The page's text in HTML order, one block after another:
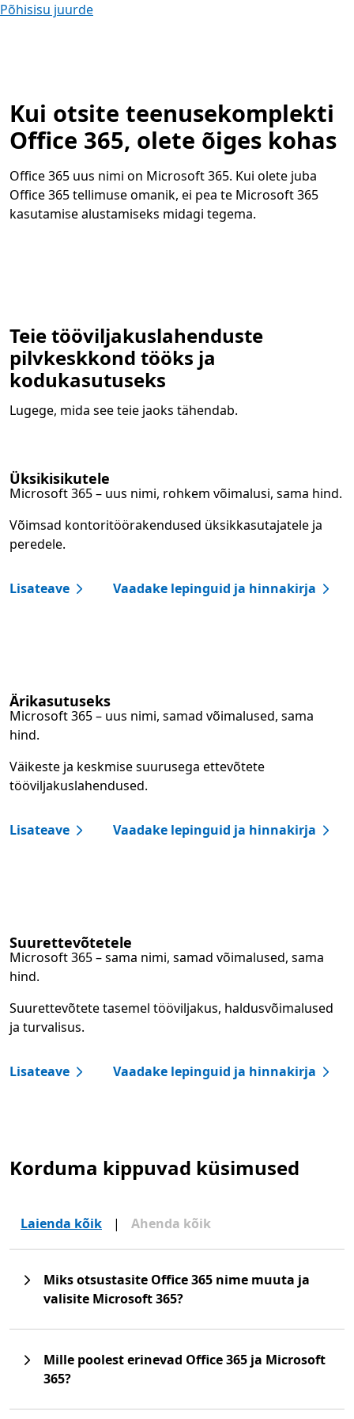
Põhisisu juurde
Kui otsite teenusekomplekti
Office 365, olete õiges kohas
Office 365 uus nimi on Microsoft 365. Kui olete juba
Office 365 tellimuse omanik, ei pea te Microsoft 365
kasutamise alustamiseks midagi tegema.
Teie tööviljakuslahenduste
pilvkeskkond tööks ja
kodukasutuseks
Lugege, mida see teie jaoks tähendab.
Üksikisikutele
Microsoft 365 – uus nimi, rohkem võimalusi, sama hind.
Võimsad kontoritöörakendused üksikkasutajatele ja
peredele.
Lisateave Vaadake lepinguid ja hinnakirja
Ärikasutuseks
Microsoft 365 – uus nimi, samad võimalused, sama
hind.
Väikeste ja keskmise suurusega ettevõtete
tööviljakuslahendused.
Lisateave Vaadake lepinguid ja hinnakirja
Suurettevõtetele
Microsoft 365 – sama nimi, samad võimalused, sama
hind.
Suurettevõtete tasemel tööviljakus, haldusvõimalused
ja turvalisus.
Lisateave Vaadake lepinguid ja hinnakirja
Korduma kippuvad küsimused
Laienda kõik | Ahenda kõik
Miks otsustasite Office 365 nime muuta ja
valisite Microsoft 365?
Mille poolest erinevad Office 365 ja Microsoft
365?